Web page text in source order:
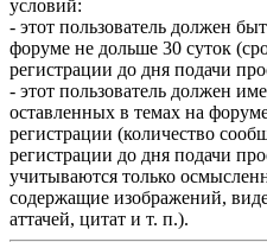
условий:
- этот пользователь должен
форуме не дольше 30 суток
регистрации до дня подачи
- этот пользователь должен
оставленных в темах на
регистрации (количество
регистрации до дня подачи
учитываются только
содержащие изображений,
аттачей, цитат и т. п.).